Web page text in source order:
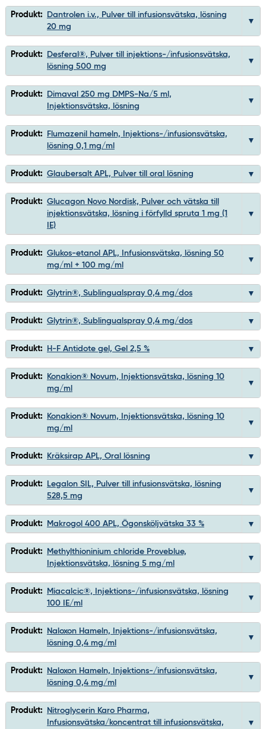
Produkt:
Dantrolen i.v., Pulver till infusionsvätska, lösning
20 mg
Produkt:
Desferal®, Pulver till injektions-/infusionsvätska,
lösning 500 mg
Produkt:
Dimaval 250 mg DMPS-Na/5 ml,
Injektionsvätska, lösning
Produkt:
Flumazenil hameln, Injektions-/infusionsvätska,
lösning 0,1 mg/ml
Produkt: Glaubersalt APL, Pulver till oral lösning
Produkt: Glucagon Novo Nordisk, Pulver och vätska till
injektionsvätska, lösning i förfylld spruta 1 mg (1
IE)
Produkt: Glukos-etanol APL, Infusionsvätska, lösning 50
mg/ml + 100 mg/ml
Produkt: Glytrin®, Sublingualspray 0,4 mg/dos
Produkt: Glytrin®, Sublingualspray 0,4 mg/dos
Produkt: H-F Antidote gel, Gel 2,5 %
Produkt:
Konakion® Novum, Injektionsvätska, lösning 10
mg/ml
Produkt:
Konakion® Novum, Injektionsvätska, lösning 10
mg/ml
Produkt: Kräksirap APL, Oral lösning
Produkt:
Legalon SIL, Pulver till infusionsvätska, lösning
528,5 mg
Produkt: Makrogol 400 APL, Ögonsköljvätska 33 %
Produkt:
Methylthioninium chloride Proveblue,
Injektionsvätska, lösning 5 mg/ml
Produkt:
Miacalcic®, Injektions-/infusionsvätska, lösning
100 IE/ml
Produkt:
Naloxon Hameln, Injektions-/infusionsvätska,
lösning 0,4 mg/ml
Produkt:
Naloxon Hameln, Injektions-/infusionsvätska,
lösning 0,4 mg/ml
Produkt:
Nitroglycerin Karo Pharma,
Infusionsvätska/koncentrat till infusionsvätska,